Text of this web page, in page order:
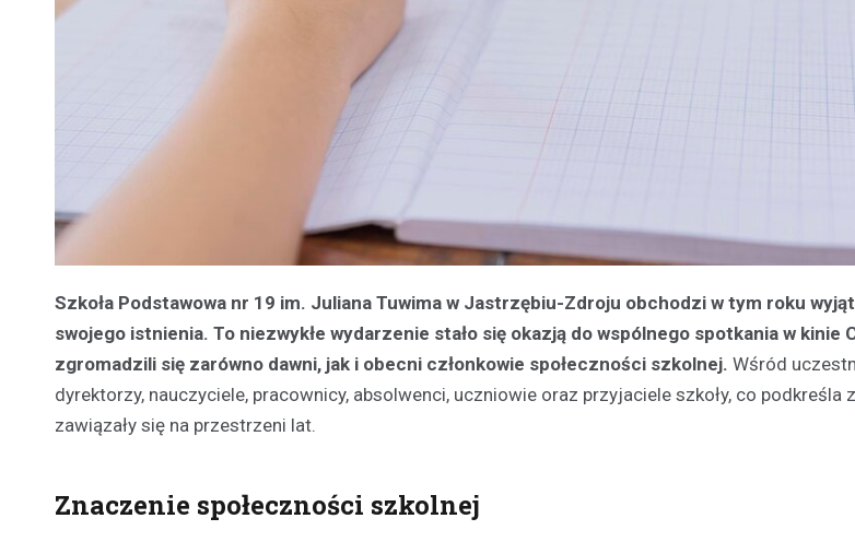
Szkoła Podstawowa nr 19 im. Juliana Tuwima w Jastrzębiu-Zdroju obchodzi w tym roku
swojego istnienia. To niezwykłe wydarzenie stało się okazją do wspólnego spotkania w kinie
zgromadzili się zarówno dawni, jak i obecni członkowie społeczności szkolnej. Wśród
dyrektorzy, nauczyciele, pracownicy, absolwenci, uczniowie oraz przyjaciele szkoły, co podkreśla
zawiązały się na przestrzeni lat.
Znaczenie społeczności szkolnej